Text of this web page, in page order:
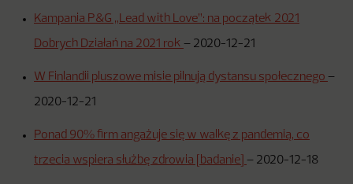
Kampania P&G „Lead with Love”: na początek 2021
Dobrych Działań na 2021 rok – 2020-12-21
W Finlandii pluszowe misie pilnują dystansu społecznego –
2020-12-21
Ponad 90% firm angażuje się w walkę z pandemią, co
trzecia wspiera służbę zdrowia [badanie] – 2020-12-18